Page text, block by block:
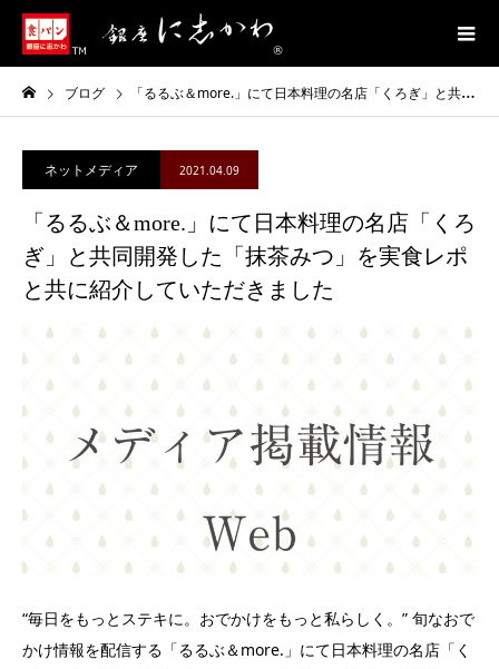
ブログ 「るるぶ＆more.」にて日本料理の名店「くろぎ」と共同開発した「抹茶みつ」を実食レポと共に紹介していただきました
ネットメディア 2021.04.09
「るるぶ＆more.」にて日本料理の名店「くろ
ぎ」と共同開発した「抹茶みつ」を実食レポ
と共に紹介していただきました
“毎日をもっとステキに。おでかけをもっと私らしく。” 旬なおで
かけ情報を配信する「るるぶ＆more.」にて日本料理の名店「く